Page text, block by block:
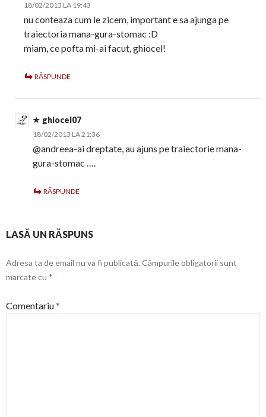
18/02/2013 LA 19:43
nu conteaza cum le zicem, important e sa ajunga pe
traiectoria mana-gura-stomac :D
miam, ce pofta mi-ai facut, ghiocel!
RĂSPUNDE
ghiocel07
18/02/2013 LA 21:36
@andreea-ai dreptate, au ajuns pe traiectorie mana-
gura-stomac ….
RĂSPUNDE
LASĂ UN RĂSPUNS
Adresa ta de email nu va fi publicată. Câmpurile obligatorii sunt
marcate cu *
Comentariu*